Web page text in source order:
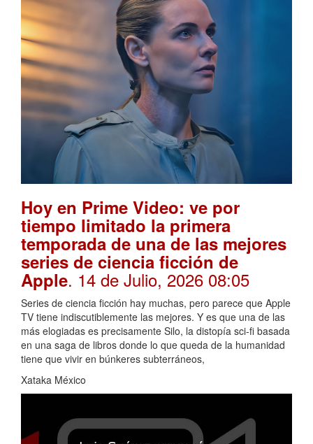
Hoy en Prime Video: ve por
tiempo limitado la primera
temporada de una de las mejores
series de ciencia ficción de
Apple. 14 de Julio, 2026 08:05
Series de ciencia ficción hay muchas, pero parece que Apple
TV tiene indiscutiblemente las mejores. Y es que una de las
más elogiadas es precisamente Silo, la distopía sci-fi basada
en una saga de libros donde lo que queda de la humanidad
tiene que vivir en búnkeres subterráneos,
Xataka México